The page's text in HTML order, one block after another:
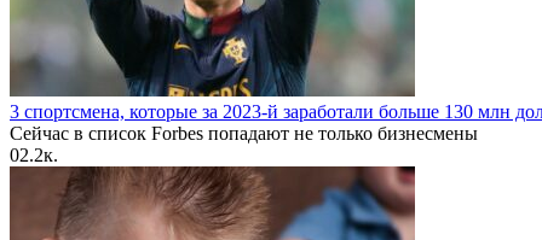
3 спортсмена, которые за 2023-й заработали больше 130 млн
Сейчас в список Forbes попадают не только бизнесмены
02.2к.